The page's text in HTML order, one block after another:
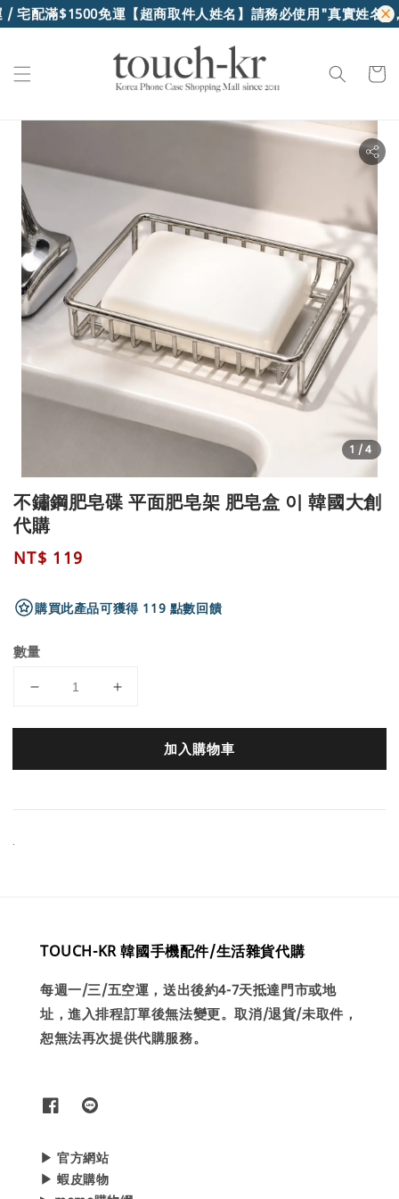
宅配滿$1500免運【超商取件人姓名】請務必使用"真實姓名"
1 /4
不鏽鋼肥皂碟 平面肥皂架 肥皂盒 이 韓國大創
代購
Regular
NT$ 119
購買此產品可獲得 119 點數回饋
數量
加入購物車
TOUCH-KR 韓國手機配件/生活雜貨代購
每週一/三/五空運，送出後約4-7天抵達門市或地
址，進入排程訂單後無法變更。取消/退貨/未取件，
恕無法再次提供代購服務。
▶ 官方網站
▶ 蝦皮購物